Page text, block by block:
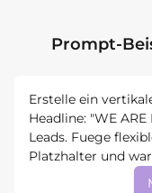
Prompt-
Erstelle ein
Headline: "WE
Leads. Fuege
Platzhalter und